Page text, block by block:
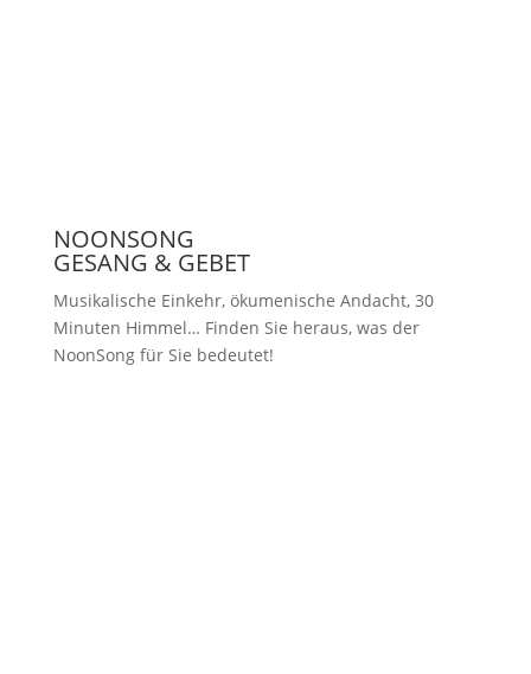
NOONSONG
GESANG & GEBET
Musikalische Einkehr, ökumenische Andacht, 30
Minuten Himmel… Finden Sie heraus, was der
NoonSong für Sie bedeutet!